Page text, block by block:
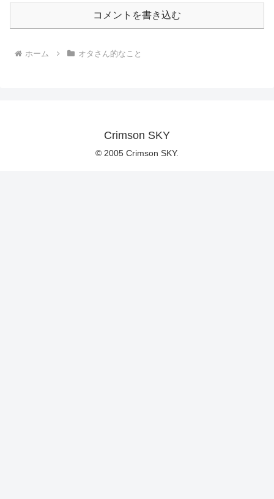
コメントを書き込む
ホーム オタさん的なこと
Crimson SKY
© 2005 Crimson SKY.